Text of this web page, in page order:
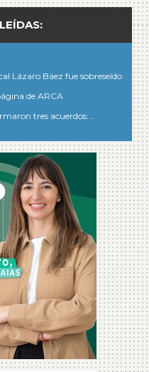
Lázaro Báez fue sobreseído
de ARCA
tres acuerdos:…